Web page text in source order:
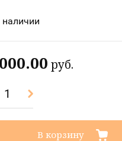
наличии
руб.
В корзину